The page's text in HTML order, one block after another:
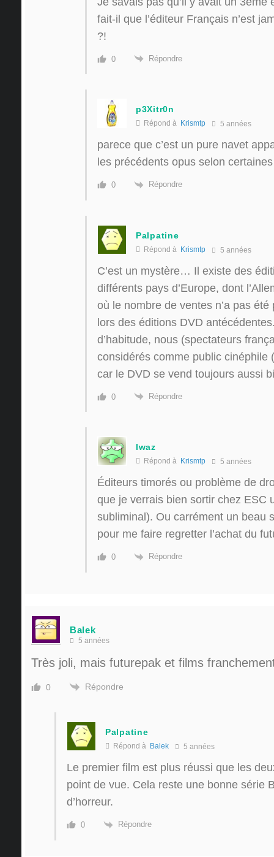
fait-il que l’éditeur Français n’est
?!
0 Répondre
p3Xitr0n
Répond à Krismtp 5 années
parece que c’est un pure navet
les précédents opus selon
0 Répondre
Palpatine
Répond à Krismtp 5 années
C’est un mystère… Il existe des
différents pays d’Europe, dont
où le nombre de ventes n’a pas été
lors des éditions DVD
d’habitude, nous (spectateurs
considérés comme public cinéphile
car le DVD se vend toujours aussi
0 Répondre
lwaz
Répond à Krismtp 5 années
Éditeurs timorés ou problème de
que je verrais bien sortir chez ESC
subliminal). Ou carrément un beau
pour me faire regretter l’achat du
0 Répondre
Balek
5 années
Très joli, mais futurepak et films
0 Répondre
Palpatine
Répond à Balek 5 années
Le premier film est plus réussi que les
point de vue. Cela reste une bonne série
d’horreur.
0 Répondre